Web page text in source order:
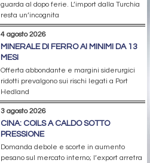
guarda al dopo ferie. L’import dalla Turchia
resta un’incognita
4 agosto 2026
MINERALE DI FERRO AI MINIMI DA 13
MESI
Offerta abbondante e margini siderurgici
ridotti prevalgono sui rischi legati a Port
Hedland
3 agosto 2026
CINA: COILS A CALDO SOTTO
PRESSIONE
Domanda debole e scorte in aumento
pesano sul mercato interno; l’export arretra